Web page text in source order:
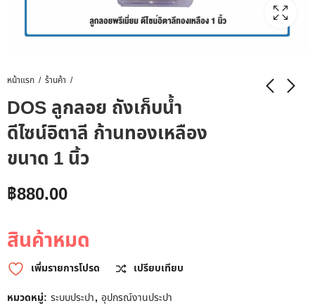
หน้าแรก ร้านค้า
DOS ลูกลอย ถังเก็บน้ำ
ดีไซน์อิตาลี ก้านทองเหลือง
ขนาด 1 นิ้ว
฿880.00
สินค้าหมด
เพิ่มรายการโปรด
เปรียบเทียบ
หมวดหมู่: ระบบประปา, อุปกรณ์งานประปา